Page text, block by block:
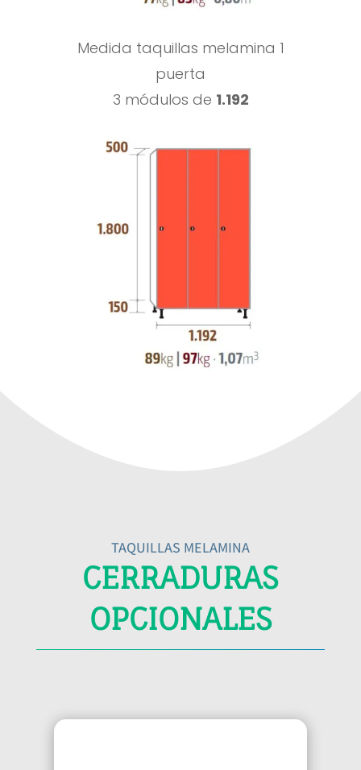
Medida taquillas melamina 1
puerta
3 módulos de 1.192
TAQUILLAS MELAMINA
CERRADURAS
OPCIONALES